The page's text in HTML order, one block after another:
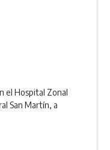
el Hospital Zonal
San Martín, a